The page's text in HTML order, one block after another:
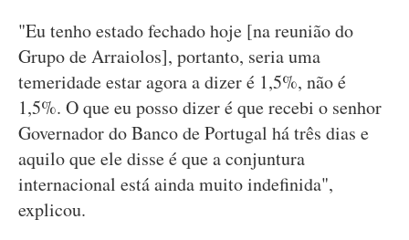
"Eu tenho estado fechado hoje [na reunião do
Grupo de Arraiolos], portanto, seria uma
temeridade estar agora a dizer é 1,5%, não é
1,5%. O que eu posso dizer é que recebi o senhor
Governador do Banco de Portugal há três dias e
aquilo que ele disse é que a conjuntura
internacional está ainda muito indefinida",
explicou.